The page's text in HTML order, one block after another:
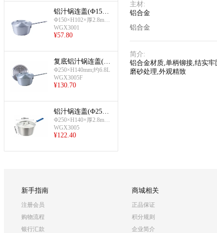
铝汁锅连盖(Ф150×
H102mm)
Ф150×H102×厚2.8mm;
约1.8L
WGX3001
¥57.80
复底铝汁锅连盖(Ф
250×H140mm)
Ф250×H140mm;约6.8L
WGX3005F
¥130.70
铝汁锅连盖(Ф250×
H140mm)
Ф250×H140×厚2.8mm;
约6.8L
WGX3005
¥122.40
主材:
铝合金
铝合金
简介:
铝合金材质,单柄铆接,结实
磨砂处理,外观精致
新手指南
注册会员
购物流程
银行汇款
商城相关
正品保证
积分规则
企业简介